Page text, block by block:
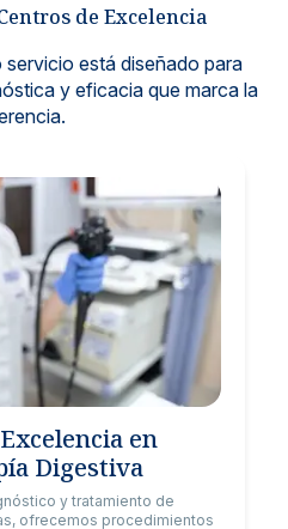
de Excelencia
está diseñado para
y eficacia que marca la
en
Digestiva
y tratamiento de
ofrecemos procedimientos